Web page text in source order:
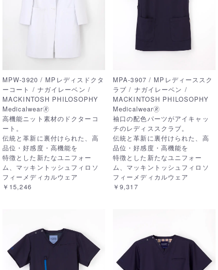
MPW-3920 / MPレディスドクタ
ーコート / ナガイレーベン /
MACKINTOSH PHILOSOPHY
Medicalwear🄬
高機能ニット素材のドクターコ
ート。
伝統と革新に裏付けられた、高
品位・好感度・高機能を
特徴とした新たなユニフォー
ム、マッキントッシュフィロソ
フィーメディカルウェア
￥15,246
MPA-3907 / MPレディーススク
ラブ / ナガイレーベン /
MACKINTOSH PHILOSOPHY
Medicalwear🄬
袖口の配色パーツがアイキャッ
チのレディススクラブ。
伝統と革新に裏付けられた、高
品位・好感度・高機能を
特徴とした新たなユニフォー
ム、マッキントッシュフィロソ
フィーメディカルウェア
￥9,317